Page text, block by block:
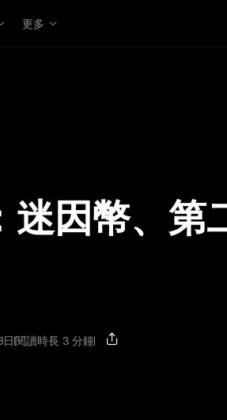
更多
迷因幣、第
閱讀時長 3 分鐘